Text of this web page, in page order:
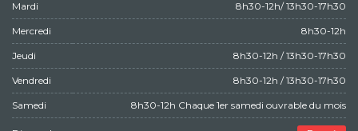
Mardi 8h30-12h/ 13h30-17h30
Mercredi 8h30-12h
Jeudi 8h30-12h / 13h30-17h30
Vendredi 8h30-12h / 13h30-17h30
Samedi 8h30-12h Chaque 1er samedi ouvrable du mois